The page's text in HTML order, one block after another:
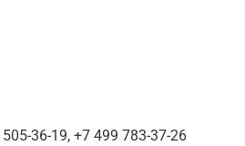
36-19, +7 499 783-37-26